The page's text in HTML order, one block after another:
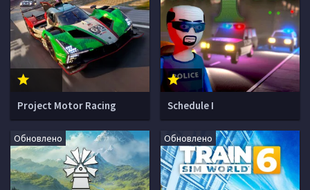
Project Motor Racing Schedule I
Обновлено Обновлено